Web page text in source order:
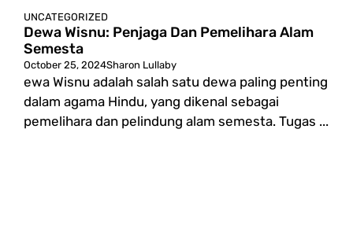
UNCATEGORIZED
Dewa Wisnu: Penjaga Dan Pemelihara Alam
Semesta
October 25, 2024Sharon Lullaby
ewa Wisnu adalah salah satu dewa paling penting
dalam agama Hindu, yang dikenal sebagai
pemelihara dan pelindung alam semesta. Tugas ...